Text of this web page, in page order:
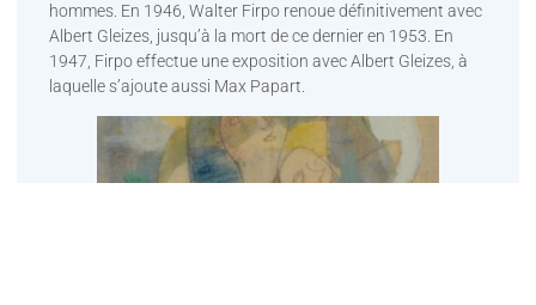
hommes. En 1946, Walter Firpo renoue définitivement avec
Albert Gleizes, jusqu’à la mort de ce dernier en 1953. En
1947, Firpo effectue une exposition avec Albert Gleizes, à
laquelle s’ajoute aussi Max Papart.